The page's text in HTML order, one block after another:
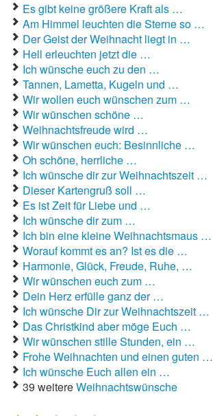
Es gibt keine größere Kraft als …
Am Himmel leuchten die Sterne so …
Der Geist der Weihnacht liegt in …
Hell erleuchten jetzt die …
Ich wünsche euch zu den …
Tannen, Lametta, Kugeln und …
Wir wollen euch wünschen zum …
Wir wünschen schöne …
Weihnachtsfreude wird …
Wir wünschen euch: Besinnliche …
Oh schöne, herrliche …
Ich wünsche dir zur Weihnachtszeit …
Dieser Kartengruß soll …
Es ist Zeit für Liebe und …
Ich wünsche dir zum …
Ich bin eine kleine Weihnachtsmaus …
Worauf kommt es an? Ist es die …
Harmonie, Glück, Freude, Ruhe, …
Wir wünschen euch zum …
Dein Herz erfülle ganz der …
Ich wünsche Dir zur Weihnachtszeit …
Das Christkind aber möge Euch …
Wir wünschen stille Stunden, ein …
Frohe Weihnachten und einen guten …
Ich wünsche Euch allen ein …
39 weitereWeihnachtswünsche